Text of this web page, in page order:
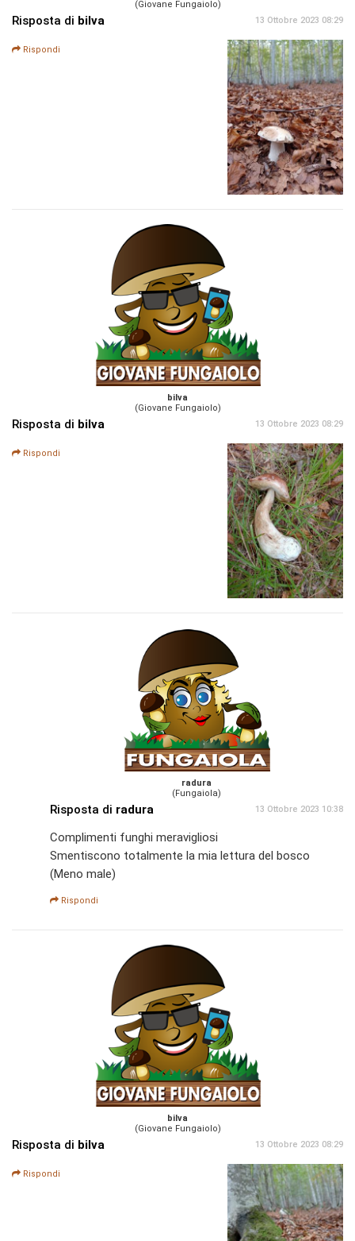
(Giovane Fungaiolo)
Risposta di bilva 13 Ottobre 2023 08:29
Rispondi
bilva
(Giovane Fungaiolo)
Risposta di bilva 13 Ottobre 2023 08:29
Rispondi
radura
(Fungaiola)
Risposta di radura 13 Ottobre 2023 10:38
Complimenti funghi meravigliosi
Smentiscono totalmente la mia lettura del bosco
(Meno male)
Rispondi
bilva
(Giovane Fungaiolo)
Risposta di bilva 13 Ottobre 2023 08:29
Rispondi